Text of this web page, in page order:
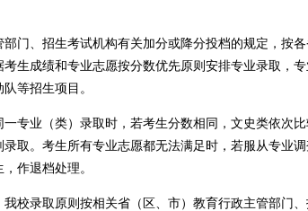
、招生考试机构有关加分或降分投档的规定，按
生成绩和专业志愿按分数优先原则安排专业录取，
等招生项目。
业（类）录取时，若考生分数相同，文史类依次比
取。考生所有专业志愿都无法满足时，若服从专业
作退档处理。
录取原则按相关省（区、市）教育行政主管部门、